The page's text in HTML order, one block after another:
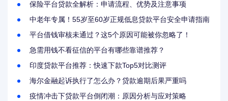
保险平台贷款全解析：申请流程、优势及注意事项
中老年专属！55岁至60岁正规低息贷款平台安全申请指南
平台借钱审核未通过？这5个原因可能被你忽略了！
急需用钱不看征信的平台有哪些靠谱推荐？
印度贷款平台推荐：快速下款Top5对比测评
海尔金融起诉执行了怎么办？贷款逾期后果严重吗
疫情冲击下贷款平台倒闭潮：原因分析与应对策略